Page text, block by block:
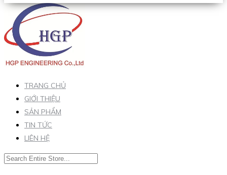
TRANG CHỦ
GIỚI THIỆU
SẢN PHẨM
TIN TỨC
LIÊN HỆ